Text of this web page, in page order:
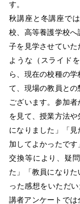
す。
秋講座と冬講座で
校、高等養護学校
子を見学させてい
ような（スライド
ら、現在の校種の
て、現場の教員と
ございます。参加
を見て、授業方法
になりました」「
加してよかったで
交換等により、疑
た」「教員になり
った感想をいただ
講者アンケートで